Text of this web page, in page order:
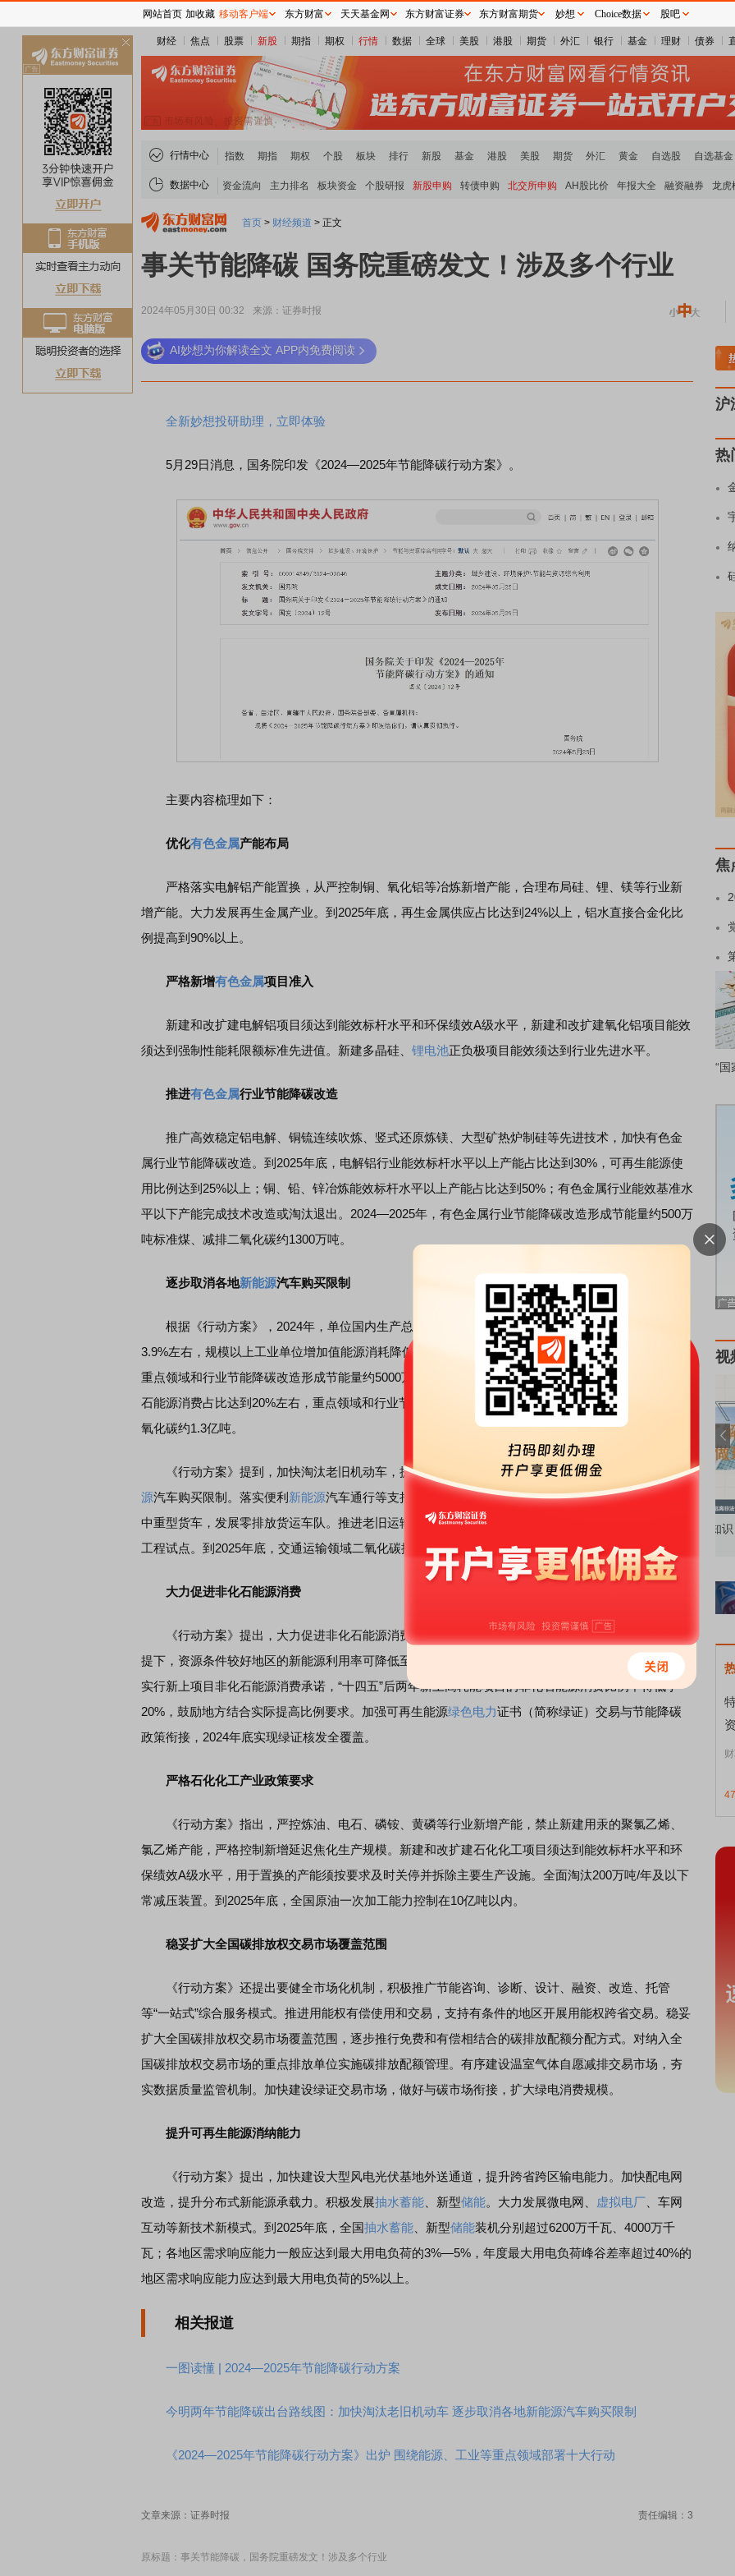
财经 焦点 股票 新股 期指 期权 行情 数据 全球 美股 港股 期货 外汇 银行 基金 理财 债券
行情中心 指数 期指 期权 个股 板块 排行 新股 基金 港股 美股 期货 外汇 黄金 自选股 自选基金
数据中心 资金流向 主力排名 板块资金 个股研报 新股申购 转债申购 北交所申购 AH股比价 年报大全 融资融券 龙虎
首页 > 财经频道 > 正文
事关节能降碳 国务院重磅发文！涉及多个行业
2024年05月30日 00:32 来源：证券时报
AI妙想为你解读全文 APP内免费阅读
全新妙想投研助理，立即体验
5月29日消息，国务院印发《2024—2025年节能降碳行动方案》。
主要内容梳理如下：
优化有色金属产能布局
严格落实电解铝产能置换，从严控制铜、氧化铝等冶炼新增产能，合理布局硅、锂、镁等行业新
增产能。大力发展再生金属产业。到2025年底，再生金属供应占比达到24%以上，铝水直接合金化比
例提高到90%以上。
严格新增有色金属项目准入
新建和改扩建电解铝项目须达到能效标杆水平和环保绩效A级水平，新建和改扩建氧化铝项目能效
须达到强制性能耗限额标准先进值。新建多晶硅、 锂电池正负极项目能效须达到行业先进水平。
推进有色金属行业节能降碳改造
推广高效稳定铝电解、铜锍连续吹炼、竖式还原炼镁、大型矿热炉制硅等先进技术，加快有色金
属行业节能降碳改造。到2025年底，电解铝行业能效标杆水平以上产能占比达到30%，可再生能源使
用比例达到25%以上；铜、铅、锌冶炼能效标杆水平以上产能占比达到50%；有色金属行业能效基准水
平以下产能完成技术改造或淘汰退出。2024—2025年，有色金属行业节能降碳改造形成节能量约500万
吨标准煤、减排二氧化碳约1300万吨。
逐步取消各地新能源汽车购买限制
根据《行动方案》，2024年，单位国内生产总值能源消耗和二氧化碳排放分别降低2.5%左右、
3.9%左右，规模以上工业单位增加值能源消耗降低3.5%左右，非化石能源消费占比达到18.9%左右，
重点领域和行业节能降碳改造形成节能量约5000万吨标准煤、减排二氧化碳约1.3亿吨。2025年，非化
石能源消费占比达到20%左右，重点领域和行业节能降碳改造形成节能量约5000万吨标准煤、减排二
氧化碳约1.3亿吨。
《行动方案》提到，加快淘汰老旧机动车，提高营运车辆能耗限值准入标准。逐步取消各地
新能
源汽车购买限制。落实便利 新能源汽车通行等支持政策。推动公共领域车辆电动化，有序推广新能源
中重型货车，发展零排放货运车队。推进老旧运输船舶报废更新，推动开展沿海内河船舶电气化改造
工程试点。到2025年底，交通运输领域二氧化碳排放强度较2020年降低5%。
大力促进非化石能源消费
《行动方案》提出，大力促进非化石能源消费。科学合理确定新能源发展规模，在保证经济性前
提下，资源条件较好地区的新能源利用率可降低至90%。“十四五”前三年节能降碳指标进度滞后地区要
实行新上项目非化石能源消费承诺，“十四五”后两年新上高耗能项目的非化石能源消费比例不得低于
20%，鼓励地方结合实际提高比例要求。加强可再生能源绿色电力证书（简称绿证）交易与节能降碳
政策衔接，2024年底实现绿证核发全覆盖。
严格石化化工产业政策要求
《行动方案》指出，严控炼油、电石、磷铵、黄磷等行业新增产能，禁止新建用汞的聚氯乙烯、
氯乙烯产能，严格控制新增延迟焦化生产规模。新建和改扩建石化化工项目须达到能效标杆水平和环
保绩效A级水平，用于置换的产能须按要求及时关停并拆除主要生产设施。全面淘汰200万吨/年及以下
常减压装置。到2025年底，全国原油一次加工能力控制在10亿吨以内。
稳妥扩大全国碳排放权交易市场覆盖范围
《行动方案》还提出要健全市场化机制，积极推广节能咨询、诊断、设计、融资、改造、托管
等“一站式”综合服务模式。推进用能权有偿使用和交易，支持有条件的地区开展用能权跨省交易。稳妥
扩大全国碳排放权交易市场覆盖范围，逐步推行免费和有偿相结合的碳排放配额分配方式。对纳入全
国碳排放权交易市场的重点排放单位实施碳排放配额管理。有序建设温室气体自愿减排交易市场，夯
实数据质量监管机制。加快建设绿证交易市场，做好与碳市场衔接，扩大绿电消费规模。
提升可再生能源消纳能力
《行动方案》提出，加快建设大型风电光伏基地外送通道，提升跨省跨区输电能力。加快配电网
改造，提升分布式新能源承载力。积极发展抽水蓄能 、新型储能。大力发展微电网、 虚拟电厂 、车网
互动等新技术新模式。到2025年底，全国抽水蓄能 、新型储能装机分别超过6200万千瓦、4000万千
瓦；各地区需求响应能力一般应达到最大用电负荷的3%—5%，年度最大用电负荷峰谷差率超过40%的
地区需求响应能力应达到最大用电负荷的5%以上。
相关报道
一图读懂 | 2024—2025年节能降碳行动方案
今明两年节能降碳出台路线图：加快淘汰老旧机动车 逐步取消各地新能源汽车购买限制
《2024—2025年节能降碳行动方案》出炉 围绕能源、工业等重点领域部署十大行动
文章来源：证券时报 责任编辑：3
原标题：事关节能降碳，国务院重磅发文！涉及多个行业
稀土板块领涨 重要
沪
热
焦
“国
视
连线｜东方财富证券陈果：A股再平衡的
债券知识通识：从基础认知到特色品种 了解北交所知识 做理性投资者
网站首页 加收藏 移动客户端 东方财富 天天基金网 东方财富证券 东方财富期货 妙想 Choice数据 股吧
关